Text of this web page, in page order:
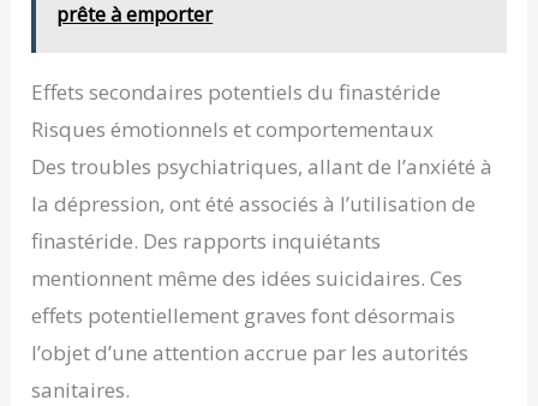
prête à emporter
Effets secondaires potentiels du finastéride
Risques émotionnels et comportementaux
Des troubles psychiatriques, allant de l’anxiété à
la dépression, ont été associés à l’utilisation de
finastéride. Des rapports inquiétants
mentionnent même des idées suicidaires. Ces
effets potentiellement graves font désormais
l’objet d’une attention accrue par les autorités
sanitaires.